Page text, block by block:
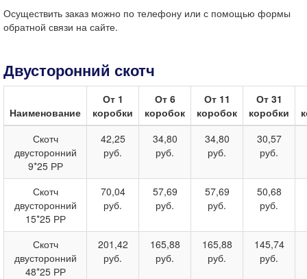
Осуществить заказ можно по телефону или с помощью формы
обратной связи на сайте.
Двусторонний скотч
Наименование
От 1
коробки
От 6
коробок
От 11
коробок
От 31
коробки
Скотч
двусторонний
9*25 РР
42,25
руб.
34,80
руб.
34,80
руб.
30,57
руб.
Скотч
двусторонний
15*25 РР
70,04
руб.
57,69
руб.
57,69
руб.
50,68
руб.
Скотч
двусторонний
48*25 РР
201,42
руб.
165,88
руб.
165,88
руб.
145,74
руб.